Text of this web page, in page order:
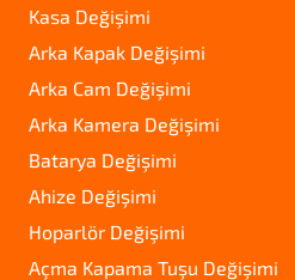
Kasa Değişimi
Arka Kapak Değişimi
Arka Cam Değişimi
Arka Kamera Değişimi
Batarya Değişimi
Ahize Değişimi
Hoparlör Değişimi
Açma Kapama Tuşu Değişimi